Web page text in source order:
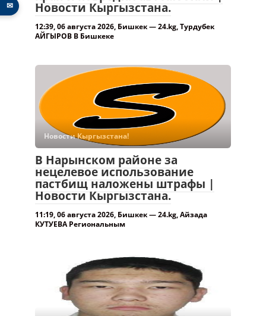
Новости Кыргызстана.
12:39, 06 августа 2026, Бишкек — 24.kg, Турдубек
АЙГЫРОВ В Бишкеке
Новости Кыргызстана!
В Нарынском районе за
нецелевое использование
пастбищ наложены штрафы |
Новости Кыргызстана.
11:19, 06 августа 2026, Бишкек — 24.kg, Айзада
КУТУЕВА Региональным
✉